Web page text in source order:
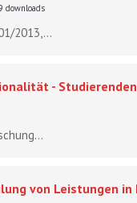
downloads
2013,...
-
von Leistungen in